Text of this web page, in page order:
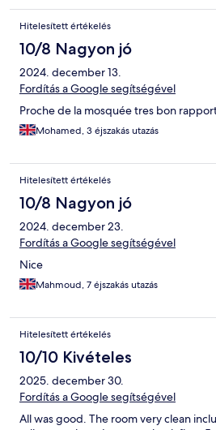
Hitelesített értékelés
10/8 Nagyon jó
2024. december 13.
Fordítás a Google segítségével
Proche de la mosquée tres bon
Mohamed, 3 éjszakás utazás
Hitelesített értékelés
10/8 Nagyon jó
2024. december 23.
Fordítás a Google segítségével
Nice
Mahmoud, 7 éjszakás utazás
Hitelesített értékelés
10/10 Kivételes
2025. december 30.
Fordítás a Google segítségével
All was good. The room very clean